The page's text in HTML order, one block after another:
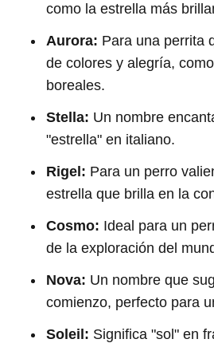
como la estrella más
Aurora: Para una perrita
de colores y alegría,
boreales.
Stella: Un nombre
"estrella" en italiano.
Rigel: Para un perro
estrella que brilla en la
Cosmo: Ideal para un
de la exploración del
Nova: Un nombre que
comienzo, perfecto para
Soleil: Significa "sol" en